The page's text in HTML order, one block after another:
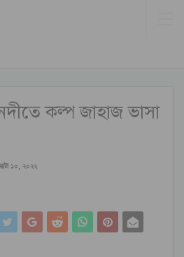
কল্প জাহাজ ভাসা
১০, ২০২২